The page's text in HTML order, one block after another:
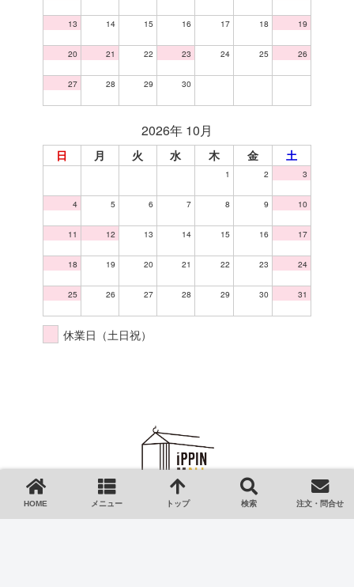
13 14 15 16 17 18 19
20 21 22 23 24 25 26
27 28 29 30
2026年 10月
日 月 火 水 木 金 土
1 2 3
4 5 6 7 8 9 10
11 12 13 14 15 16 17
18 19 20 21 22 23 24
25 26 27 28 29 30 31
休業日（土日祝）
HOME
ご利用ガイド
HOME メニュー トップ 検索 注文・問合せ